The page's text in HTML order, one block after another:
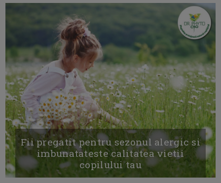
Fii pregatit pentru sezonul alergic si
imbunatateste calitatea vietii
copilului tau